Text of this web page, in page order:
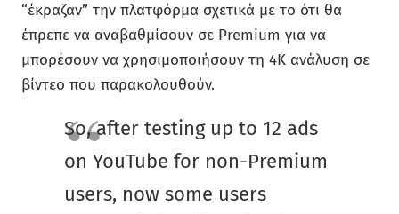
“έκραζαν” την πλατφόρμα σχετικά με το ότι θα
έπρεπε να αναβαθμίσουν σε Premium για να
μπορέσουν να χρησιμοποιήσουν τη 4K ανάλυση σε
βίντεο που παρακολουθούν.
So, after testing up to 12 ads
on YouTube for non-Premium
users, now some users